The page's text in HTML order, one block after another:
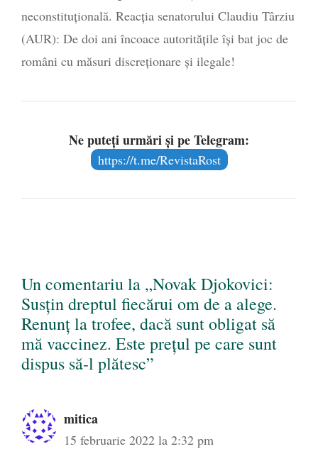
neconstituțională. Reacția senatorului Claudiu Târziu
(AUR): De doi ani încoace autoritățile își bat joc de
români cu măsuri discreționare și ilegale!
Ne puteți urmări și pe Telegram:
https://t.me/RevistaRost
Un comentariu la „Novak Djokovici:
Susțin dreptul fiecărui om de a alege.
Renunț la trofee, dacă sunt obligat să
mă vaccinez. Este prețul pe care sunt
dispus să-l plătesc”
mitica
15 februarie 2022 la 2:32 pm